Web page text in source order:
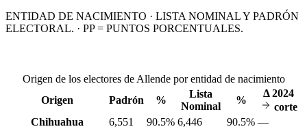
ENTIDAD DE NACIMIENTO · LISTA NOMINAL Y PADRÓN
ELECTORAL. · PP = PUNTOS PORCENTUALES.
Origen de los electores de Allende por entidad de nacimiento
Origen
Padrón %
Lista
Nominal
%
Δ2024
corte
Chihuahua
6,551 90.5% 6,446 90.5% —